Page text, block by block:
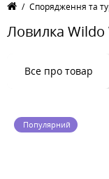
Спорядження та
Ловилка Wildo
Все про товар
Популярний